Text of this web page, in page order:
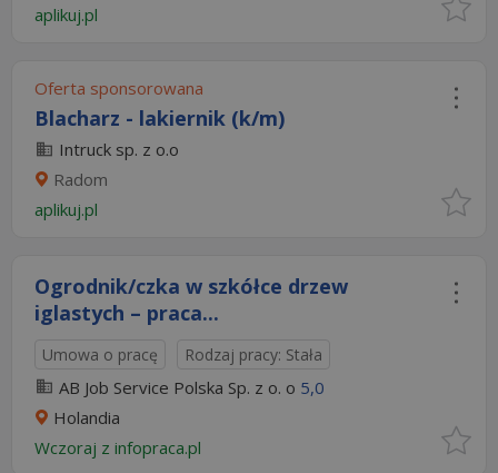
aplikuj.pl
Oferta sponsorowana
Blacharz - lakiernik (k/m)
Intruck sp. z o.o
Radom
aplikuj.pl
Ogrodnik/czka w szkółce drzew
iglastych – praca...
Umowa o pracę Rodzaj pracy: Stała
AB Job Service Polska Sp. z o. o 5,0
Holandia
Wczoraj z infopraca.pl